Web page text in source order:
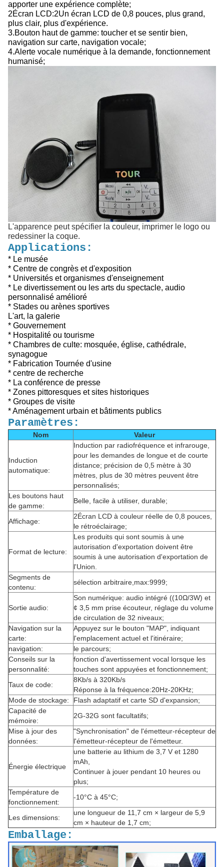
apporter une expérience complète;
2Écran LCD:2Un écran LCD de 0,8 pouces, plus grand,
plus clair, plus d'expérience.
3.Bouton haut de gamme: toucher et se sentir bien,
navigation sur carte, navigation vocale;
4.Alerte vocale numérique à la demande, fonctionnement
humanisé;
L'apparence peut spécifier la couleur, imprimer le logo ou
redessiner la coque.
Applications:
* Le musée
* Centre de congrès et d'exposition
* Universités et organismes d'enseignement
* Le divertissement ou les arts du spectacle, audio
personnalisé amélioré
* Stades ou arènes sportives
L'art, la galerie
* Gouvernement
* Hospitalité ou tourisme
* Chambres de culte: mosquée, église, cathédrale,
synagogue
* Fabrication Tournée d'usine
* centre de recherche
* La conférence de presse
* Zones pittoresques et sites historiques
* Groupes de visite
* Aménagement urbain et bâtiments publics
Paramètres:
Nom Valeur
Induction
automatique:
Induction par radiofréquence et infrarouge,
pour les demandes de longue et de courte
distance; précision de 0,5 mètre à 30
mètres, plus de 30 mètres peuvent être
personnalisés;
Les boutons haut
de gamme:
Belle, facile à utiliser, durable;
Affichage:
2Écran LCD à couleur réelle de 0,8 pouces,
le rétroéclairage;
Format de lecture:
Les produits qui sont soumis à une
autorisation d'exportation doivent être
soumis à une autorisation d'exportation de
l'Union.
Segments de
contenu:
sélection arbitraire,max:9999;
Sortie audio:
Son numérique: audio intégré ((10Ω/3W) et
¢ 3,5 mm prise écouteur, réglage du volume
de circulation de 32 niveaux;
Navigation sur la
carte:
Appuyez sur le bouton "MAP", indiquant
l'emplacement actuel et l'itinéraire;
navigation:
le parcours;
Conseils sur la
personnalité:
fonction d'avertissement vocal lorsque les
touches sont appuyées et fonctionnement;
Taux de code:
8Kb/s à 320Kb/s
Réponse à la fréquence:20Hz-20KHz;
Mode de stockage:
Flash adaptatif et carte SD d'expansion;
Capacité de
mémoire:
2G-32G sont facultatifs;
Mise à jour des
données:
"Synchronisation" de l'émetteur-récepteur de
l'émetteur-récepteur de l'émetteur.
Énergie électrique
une batterie au lithium de 3,7 V et 1280
mAh,
Continuer à jouer pendant 10 heures ou
plus;
Température de
fonctionnement:
-10°C à 45°C;
Les dimensions:
une longueur de 11,7 cm × largeur de 5,9
cm × hauteur de 1,7 cm;
Emballage: